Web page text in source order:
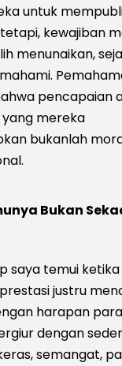
untuk
kewajiban
menunaikan,
pencapaian
mereka
bukanlah
Bukan
saya temui
justru
harapan
dengan
semangat,